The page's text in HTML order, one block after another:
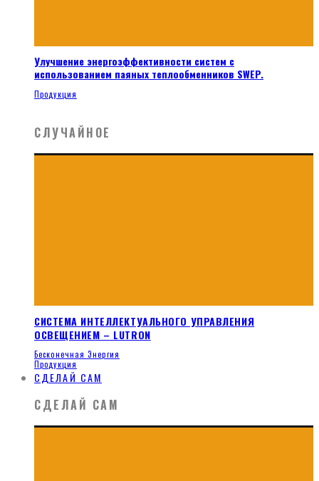
Улучшение энергоэффективности систем с
использованием паяных теплообменников SWEP.
Продукция
СЛУЧАЙНОЕ
СИСТЕМА ИНТЕЛЛЕКТУАЛЬНОГО УПРАВЛЕНИЯ
ОСВЕЩЕНИЕМ – LUTRON
Бесконечная Энергия
Продукция
СДЕЛАЙ САМ
СДЕЛАЙ САМ